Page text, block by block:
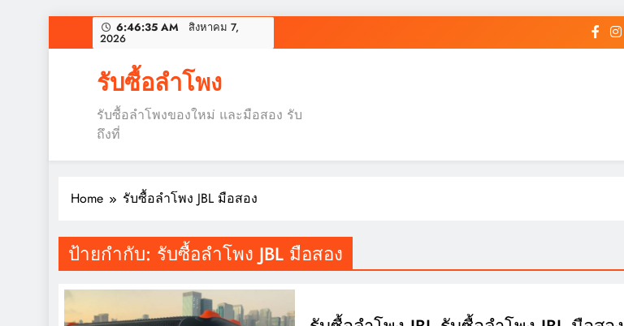
to
6:46:36 AM สิงหาคม 7,
2026
รับซื้อลำโพง
รับซื้อลำโพงของใหม่ และมือสอง รับ
ถึงที่
Home รับซื้อลำโพง JBL มือสอง
ป้ายกำกับ: รับซื้อลำโพง JBL มือสอง